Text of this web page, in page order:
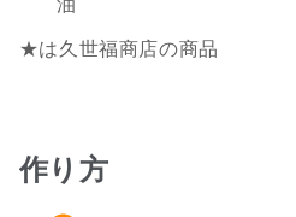
油
★は久世福商店の商品
作り方